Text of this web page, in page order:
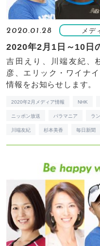
2020.01.28 メデ
2020年2月1日～10日
吉田えり、川端友紀、
彦、エリック・ワイナ
情報をお知らせします。
2020年2月メディア情報 NHK
ニッポン放送 パラマニア ラ
川端友紀 杉本美香 毎日新聞